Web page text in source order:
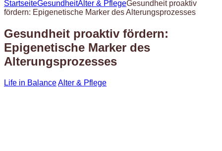
StartseiteGesundheitAlter & PflegeGesundheit proaktiv
fördern: Epigenetische Marker des Alterungsprozesses
Gesundheit proaktiv fördern:
Epigenetische Marker des
Alterungsprozesses
Life in BalanceAlter & Pflege